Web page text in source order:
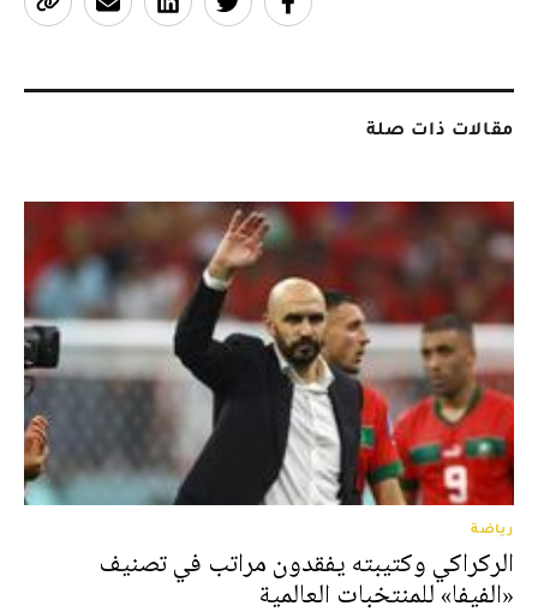
مقالات ذات صلة
رياضة
الركراكي وكتيبته يفقدون مراتب في تصنيف
«الفيفا» للمنتخبات العالمية